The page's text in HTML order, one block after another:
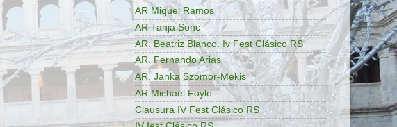
AR Miquel Ramos
AR Tanja Sonc
AR. Beatriz Blanco. Iv Fest Clásico RS
AR. Fernando Arias
AR. Janka Szomor-Mekis
AR.Michael Foyle
Clausura IV Fest Clásico RS